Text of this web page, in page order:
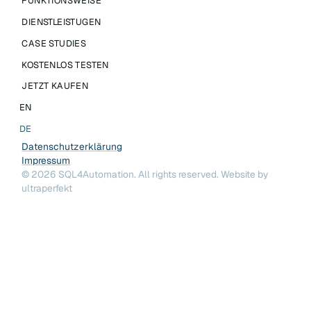
DIENSTLEISTUGEN
CASE STUDIES
KOSTENLOS TESTEN
JETZT KAUFEN
EN
DE
Datenschutzerklärung
Impressum
© 2026 SQL4Automation. All rights reserved.Website by
ultraperfekt